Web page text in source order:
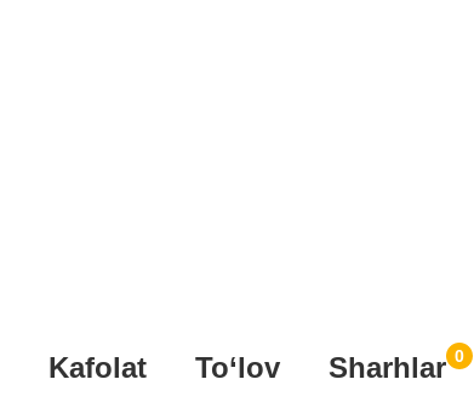
Kafolat To‘lov 0
Sharhlar